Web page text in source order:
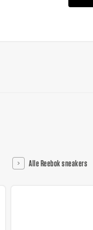
Alle Reebok sneakers